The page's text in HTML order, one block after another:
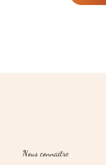
Nous connaître